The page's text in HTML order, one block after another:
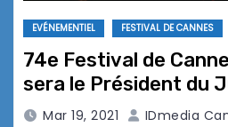
EVÉNEMENTIEL FESTIVAL DE CANNES
74e Festival de
sera le Président du
Mar 19, 2021 IDmedia